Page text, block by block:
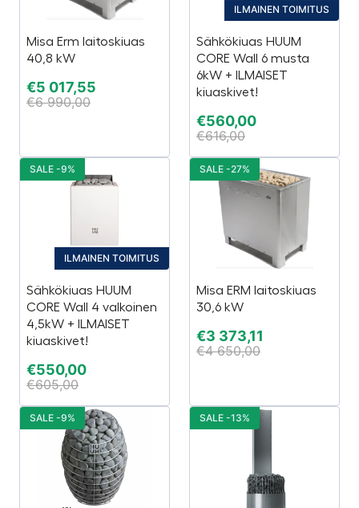
Misa Erm laitoskiuas
40,8 kW
€5 017,55
€6 990,00
ILMAINEN TOIMITUS
Sähkökiuas HUUM
CORE Wall 6 musta
6kW + ILMAISET
kiuaskivet!
€560,00
€616,00
ILMAINEN TOIMITUS
Sähkökiuas HUUM
CORE Wall 4 valkoinen
4,5kW + ILMAISET
kiuaskivet!
€550,00
€605,00
SALE -9%
Misa ERM laitoskiuas
30,6 kW
€3 373,11
€4 650,00
SALE -27%
SALE -9% SALE -13%